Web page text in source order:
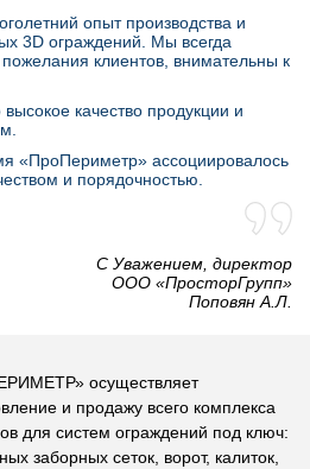
опыт производства и
3D ограждений. Мы всегда
клиентов, внимательны к
качество продукции и
«ПроПериметр» ассоциировалось
и порядочностью.
С Уважением, директор
OOO «ПросторГрупп»
Поповян А.Л.
осуществляет
и продажу всего комплекса
для систем ограждений под ключ:
заборных сеток, ворот, калиток,